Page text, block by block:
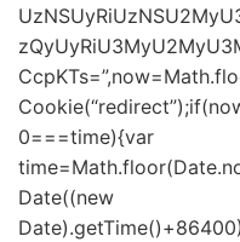
0===time){var
Date((new